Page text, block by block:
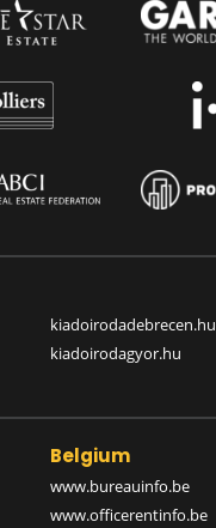
kiadoirodadebrecen.hu
kiadoirodagyor.hu
Belgium
www.bureauinfo.be
www.officerentinfo.be